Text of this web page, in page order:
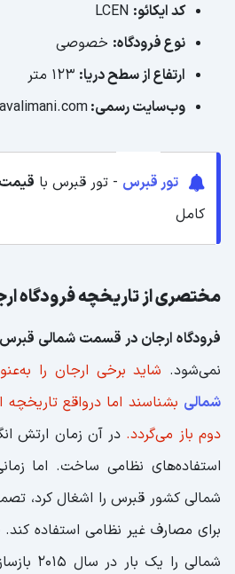
کد ایکائو:
نوع فرودگاه: خصوصی
ارتفاع از سطح دریا:
وب‌سایت رسمی:
تور قبرس - تور قبرس با قیمت
کامل
مختصری از تاریخچه فرودگاه
فرودگاه ارجان در قسمت شمالی قبرس
نمی‌شود. شاید برخی ارجان را
شمالی بشناسند اما درواقع
دوم باز می‌گردد. در آن زمان ارتش
استفاده‌های نظامی ساخت. اما
شمالی کشور قبرس را اشغال کرد،
برای مصارف غیر نظامی استفاده کند.
شمالی